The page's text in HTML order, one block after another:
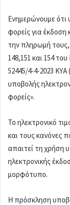
Ενημερώνουμε ότι
φορείς για έκδοση
την πληρωμή
148,151 και 154
52445/4-4-2023
υποβολής
φορείς».
Το ηλεκτρονικό
και τους κανόνες
απαιτεί τη χρήση
ηλεκτρονικής
μορφότυπο.
Η πρόσκληση